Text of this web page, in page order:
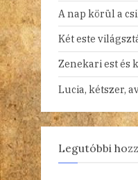
A nap körül a
Két este
Zenekari est és
Lucia, kétszer,
Legutóbbi